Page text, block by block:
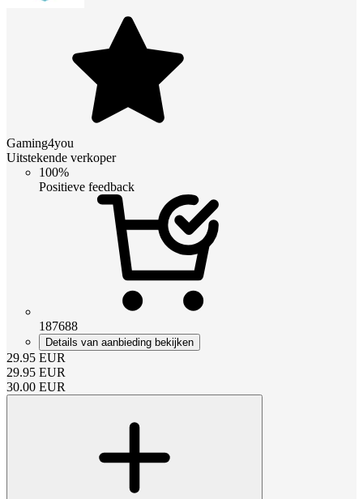
Gaming4you
Uitstekende verkoper
100%
Positieve feedback
187688
Details van aanbieding bekijken
29.95 EUR
29.95 EUR
30.00 EUR